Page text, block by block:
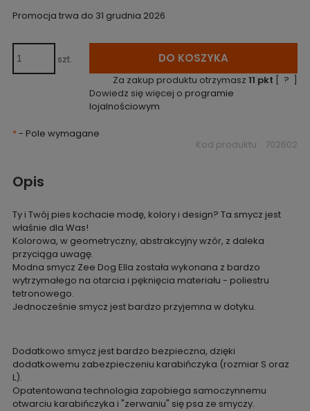
pojawił się w
Promocja trwa do 31 grudnia 2026
szt. DO KOSZYKA
Za zakup produktu otrzymasz11 pkt [ ? ]
Dowiedz się więcej o programie
lojalnościowym
*- Pole wymagane
Kod produktu: 702602
Opis
Ty i Twój pies kochacie modę, kolory i design? Ta smycz jest
właśnie dla Was!
Kolorowa, w geometryczny, abstrakcyjny wzór, z daleka
przyciąga uwagę.
Modna smycz Zee Dog Ella została wykonana z bardzo
wytrzymałego na otarcia i pęknięcia materiału - poliestru
tetronowego.
Jednocześnie smycz jest bardzo przyjemna w dotyku.
Dodatkowo smycz jest bardzo bezpieczna, dzięki
dodatkowemu zabezpieczeniu karabińczyka (rozmiar S oraz
L).
Opatentowana technologia zapobiega samoczynnemu
otwarciu karabińczyka i "zerwaniu" się psa ze smyczy.